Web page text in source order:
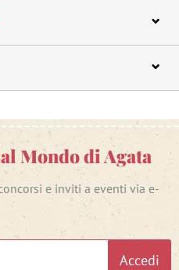
Mondo di Agata
e inviti a eventi via e-
Accedi